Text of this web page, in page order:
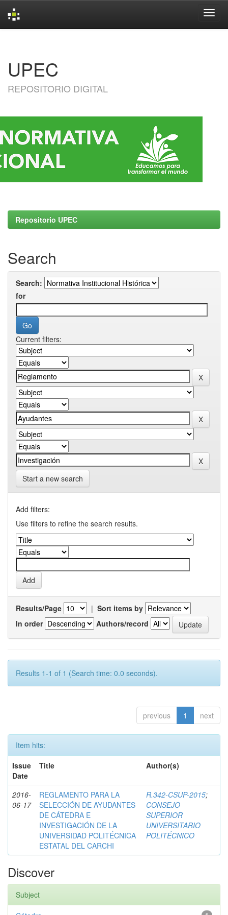
UPEC
REPOSITORIO DIGITAL
Repositorio UPEC
Search
Search:
for
Current filters:
Start a new search
Add filters:
Use filters to refine the search results.
Results/Page | Sort items by
In order
Authors/record
Results 1-1 of 1 (Search time: 0.0 seconds).
previous 1 next
Item hits:
Issue
Date
Title Author(s)
2016-
06-17
REGLAMENTO PARA LA
SELECCIÓN DE AYUDANTES
DE CÁTEDRA E
INVESTIGACIÓN DE LA
UNIVERSIDAD POLITÉCNICA
ESTATAL DEL CARCHI
R.342-CSUP-2015;
CONSEJO
SUPERIOR
UNIVERSITARIO
POLITÉCNICO
Discover
Subject